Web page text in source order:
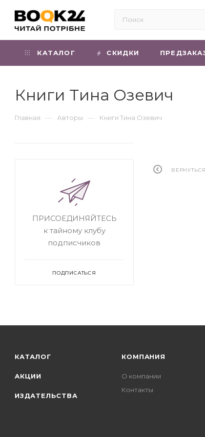
КАТАЛОГ СКИДКИ
Книги Тина Озевич
Главная — Авторы — Книги Тина Озевич
ПРИСОЕДИНЯЙТЕСЬ
к тайному клубу
подписчиков
ПОДПИСАТЬСЯ
КАТАЛОГ
АКЦИИ
ИЗДАТЕЛЬСТВА
КОМПАНИЯ
О компании
Контакты